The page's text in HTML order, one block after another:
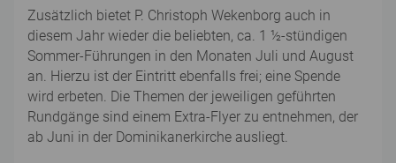
Zusätzlich bietet P. Christoph Wekenborg auch in
diesem Jahr wieder die beliebten, ca. 1 ½-stündigen
Sommer-Führungen in den Monaten Juli und August
an. Hierzu ist der Eintritt ebenfalls frei; eine Spende
wird erbeten. Die Themen der jeweiligen geführten
Rundgänge sind einem Extra-Flyer zu entnehmen, der
ab Juni in der Dominikanerkirche ausliegt.